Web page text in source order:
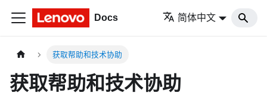
Docs 简体中文
获取帮助和技术协助
获取帮助和技术协助